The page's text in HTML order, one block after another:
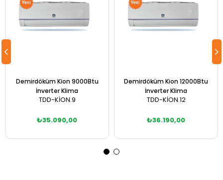
Demirdöküm Kion 9000Btu
İnverter Klima
TDD-KİON.9
₺35.090,00
Demirdöküm Kion 12000Btu
İnverter Klima
TDD-KİON.12
₺36.190,00